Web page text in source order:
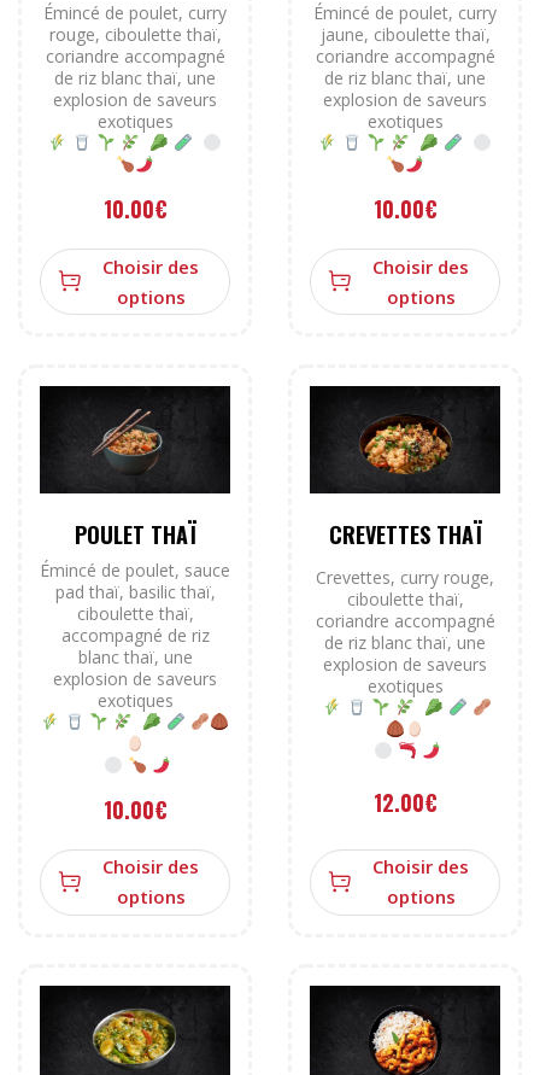
Émincé de poulet, curry
rouge, ciboulette thaï,
coriandre accompagné
de riz blanc thaï, une
explosion de saveurs
exotiques
10.00€
Choisir des
options
Émincé de poulet, curry
jaune, ciboulette thaï,
coriandre accompagné
de riz blanc thaï, une
explosion de saveurs
exotiques
10.00€
Choisir des
options
POULET THAÏ
Émincé de poulet, sauce
pad thaï, basilic thaï,
ciboulette thaï,
accompagné de riz
blanc thaï, une
explosion de saveurs
exotiques
10.00€
Choisir des
options
CREVETTES THAÏ
Crevettes, curry rouge,
ciboulette thaï,
coriandre accompagné
de riz blanc thaï, une
explosion de saveurs
exotiques
12.00€
Choisir des
options